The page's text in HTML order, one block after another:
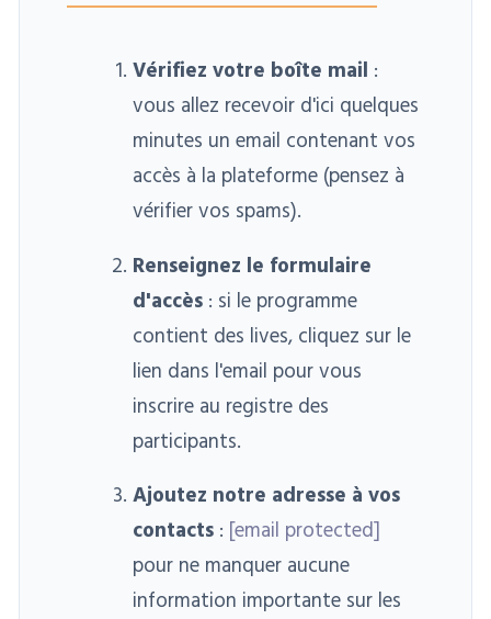
Vérifiez votre boîte mail :
vous allez recevoir d'ici quelques
minutes un email contenant vos
accès à la plateforme (pensez à
vérifier vos spams).
Renseignez le formulaire
d'accès: si le programme
contient des lives, cliquez sur le
lien dans l'email pour vous
inscrire au registre des
participants.
Ajoutez notre adresse à vos
contacts: [email protected]
pour ne manquer aucune
information importante sur les